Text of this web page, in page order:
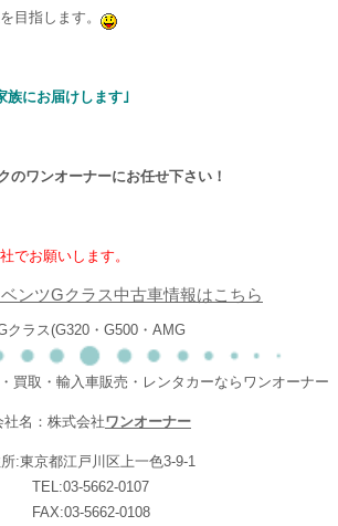
目指します。
族にお届けします｣
のワンオーナーにお任せ下さい！
でお願いします。
ンツGクラス中古車情報はこちら
クラス(G320・G500・AMG
買取・輸入車販売・レンタカーならワンオーナー
社名：株式会社ワンオーナー
:東京都江戸川区上一色3-9-1
TEL:03-5662-0107
FAX:03-5662-0108